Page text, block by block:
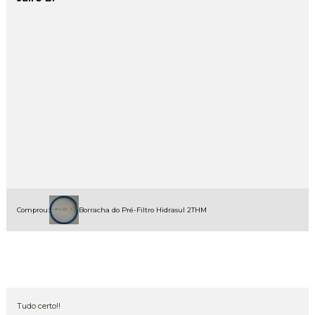
Comprou: Borracha do Pré-Filtro Hidrasul 2THM
Tudo certo!!